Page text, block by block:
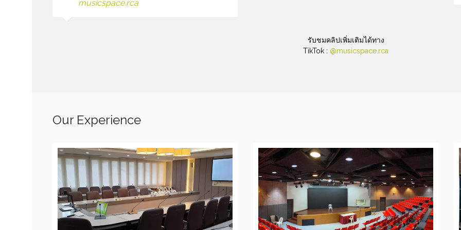
musicspace.rca
รับชมคลิปเพิ่มเติมได้ทาง
TikTok : @musicspace.rca
Our Experience